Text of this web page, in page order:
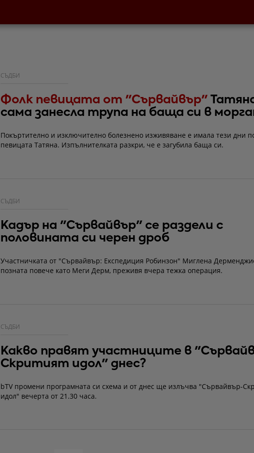
СЪДБИ
Фолк певицата от "Сървайвър"
сама занесла трупа на баща си в
Покъртително и изключително болезнено изживяване е имала тези дни
певицата Татяна. Изпълнителката разкри, че е загубила баща си.
СЪДБИ
Кадър на "Сървайвър" се раздели с
половината си черен дроб
Участничката от "Сървайвър: Експедиция Робинзон" Миглена
позната повече като Меги Дерм, преживя вчера тежка операция.
СЪДБИ
Какво правят участниците в
Скритият идол" днес?
bTV промени програмната си схема и от днес ще излъчва "Сървайвър-
идол" вечерта от 21.30 часа.